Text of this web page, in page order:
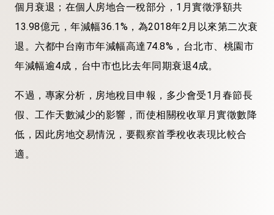
個月衰退；在個人房地合一稅部分，1月實徵淨額共
13.98億元，年減幅36.1%，為2018年2月以來第二次衰
退。六都中台南市年減幅高達74.8%，台北市、桃園市
年減幅逾4成，台中市也比去年同期衰退4成。
不過，專家分析，房地稅目申報，多少會受1月春節長
假、工作天數減少的影響，而使相關稅收單月實徵數降
低，因此房地交易情況，要觀察首季稅收表現比較合
適。